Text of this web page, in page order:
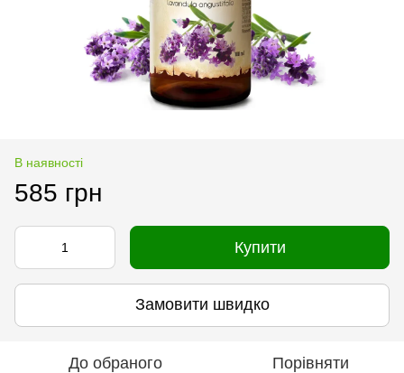
В наявності
585 грн
Купити
Замовити швидко
До обраного Порівняти